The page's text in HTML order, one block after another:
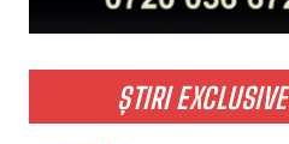
ȘTIRI EXCLUSIVE